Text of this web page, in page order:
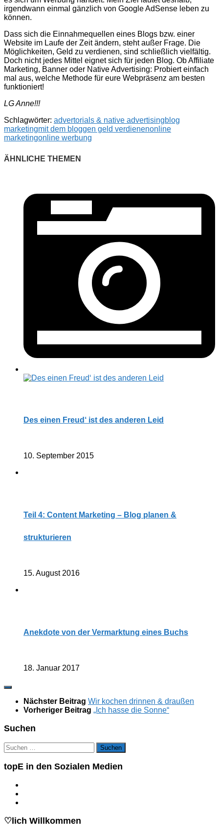
irgendwann einmal gänzlich von Google AdSense leben zu
können.
Dass sich die Einnahmequellen eines Blogs bzw. einer
Website im Laufe der Zeit ändern, steht außer Frage. Die
Möglichkeiten, Geld zu verdienen, sind schließlich vielfältig.
Doch nicht jedes Mittel eignet sich für jeden Blog. Ob Affiliate
Marketing, Banner oder Native Advertising: Probiert einfach
mal aus, welche Methode für eure Webpräsenz am besten
funktioniert!
LG Anne!!!
Schlagwörter: advertorials & native advertisingblog
marketingmit dem bloggen geld verdienenonline
marketingonline werbung
Des einen Freud‘ ist des anderen Leid
10. September 2015
Teil 4: Content Marketing – Blog planen &
strukturieren
15. August 2016
Anekdote von der Vermarktung eines Buchs
18. Januar 2017
Nächster Beitrag Wir kochen drinnen & draußen
Vorheriger Beitrag „Ich hasse die Sonne“
Suchen
Suchen
nach:
topE in den Sozialen Medien
♡lich Willkommen